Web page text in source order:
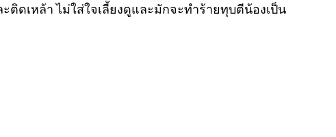
ดเหล้า ไม่ใส่ใจเลี้ยงดูและมักจะทำร้ายทุบตีน้องเป็น